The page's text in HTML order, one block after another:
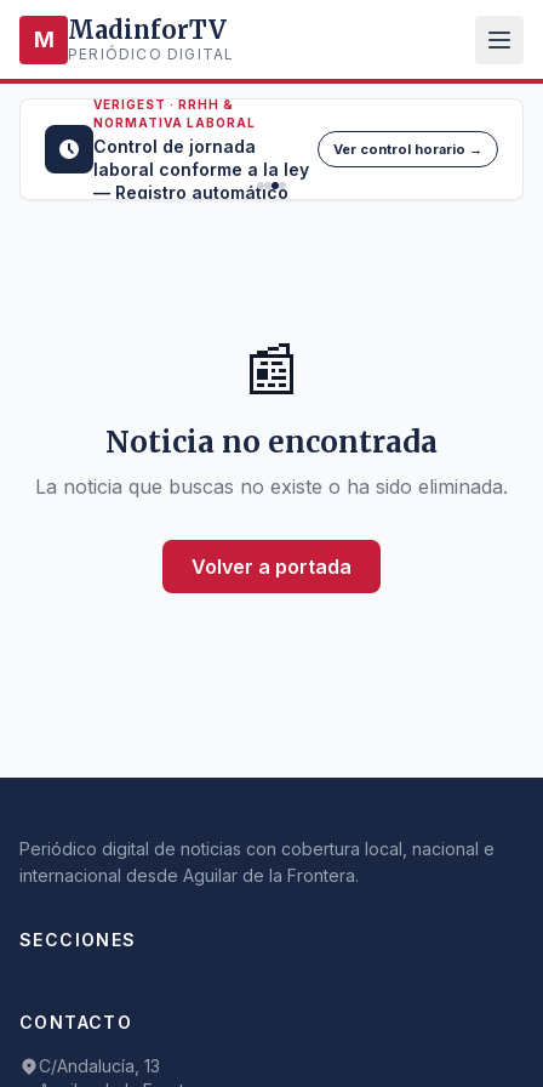
M MadinforTV
PERIÓDICO DIGITAL
VERIGEST · RRHH &
NORMATIVA LABORAL
Control de jornada
laboral conforme a la ley
— Registro automático
Ver control horario →
📰
Noticia no encontrada
La noticia que buscas no existe o ha sido eliminada.
Volver a portada
Periódico digital de noticias con cobertura local, nacional e
internacional desde Aguilar de la Frontera.
SECCIONES
CONTACTO
C/Andalucía, 13